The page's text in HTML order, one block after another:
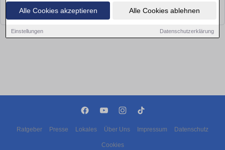
Alle Cookies akzeptieren Alle Cookies ablehnen
Einstellungen Datenschutzerklärung
Leider konnten wir derzeit keine passenden Objekte finden. Schauen Sie
bald wieder vorbei!
Ratgeber Presse Lokales Über Uns Impressum Datenschutz
Cookies